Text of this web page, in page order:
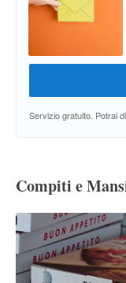
Servizio gratuito. Potrai
Compiti e